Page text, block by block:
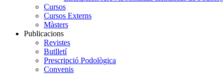
Cursos
Cursos Externs
Màsters
Publicacions
Revistes
Butlletí
Prescripció Podològica
Convenis